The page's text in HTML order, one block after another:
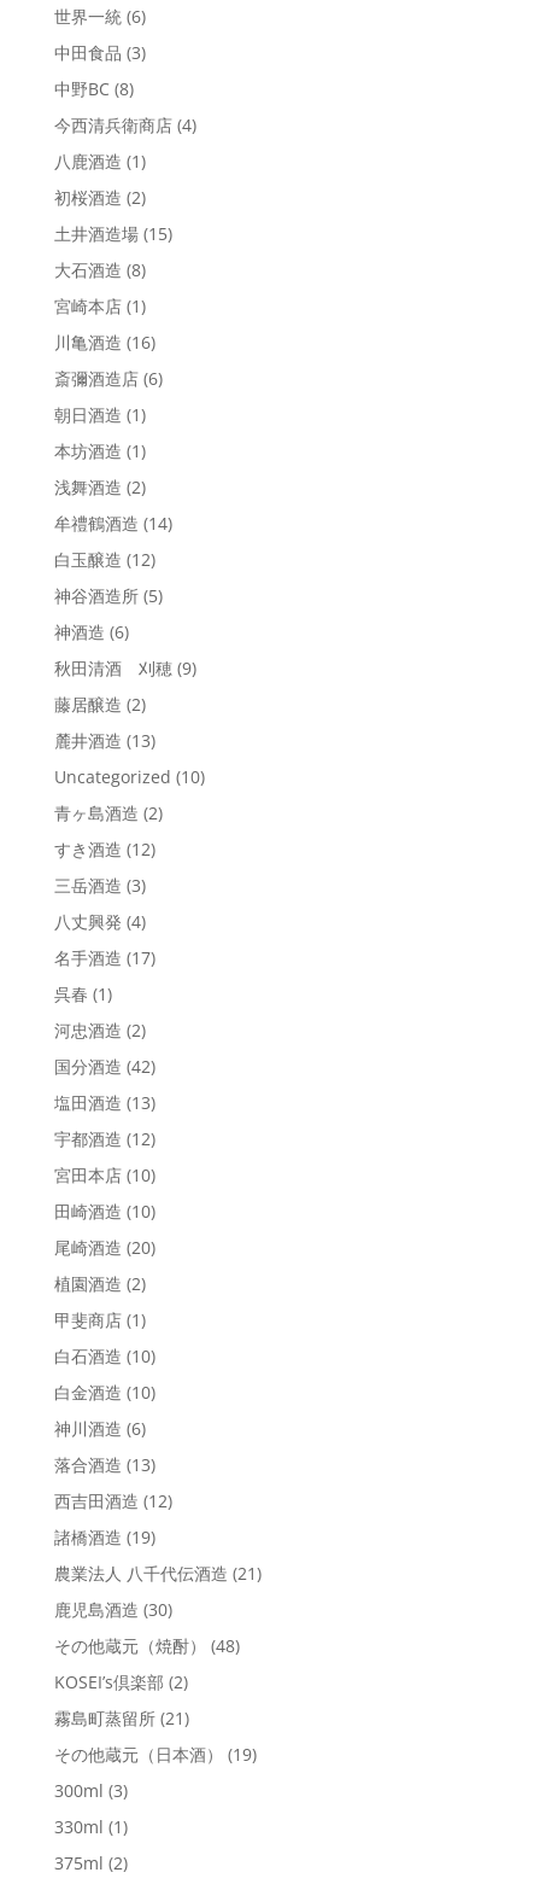
世界一統 (6)
中田食品 (3)
中野BC (8)
今西清兵衛商店 (4)
八鹿酒造 (1)
初桜酒造 (2)
土井酒造場 (15)
大石酒造 (8)
宮崎本店 (1)
川亀酒造 (16)
斎彌酒造店 (6)
朝日酒造 (1)
本坊酒造 (1)
浅舞酒造 (2)
牟禮鶴酒造 (14)
白玉醸造 (12)
神谷酒造所 (5)
神酒造 (6)
秋田清酒 刈穂 (9)
藤居醸造 (2)
麓井酒造 (13)
Uncategorized (10)
青ヶ島酒造 (2)
すき酒造 (12)
三岳酒造 (3)
八丈興発 (4)
名手酒造 (17)
呉春 (1)
河忠酒造 (2)
国分酒造 (42)
塩田酒造 (13)
宇都酒造 (12)
宮田本店 (10)
田崎酒造 (10)
尾崎酒造 (20)
植園酒造 (2)
甲斐商店 (1)
白石酒造 (10)
白金酒造 (10)
神川酒造 (6)
落合酒造 (13)
西吉田酒造 (12)
諸橋酒造 (19)
農業法人 八千代伝酒造 (21)
鹿児島酒造 (30)
その他蔵元（焼酎）
(48)
KOSEI’s倶楽部 (2)
霧島町蒸留所 (21)
その他蔵元（日本酒）
(19)
300ml (3)
330ml (1)
375ml (2)